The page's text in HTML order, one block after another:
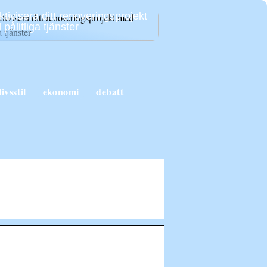
ditt renoveringsprojekt
pålitliga tjänster
ekonomi debatt